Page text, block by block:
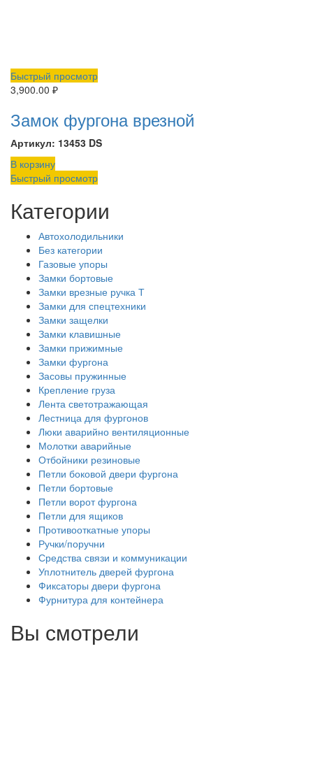
Быстрый просмотр
3,900.00 ₽
Замок фургона врезной
Артикул: 13453 DS
В корзину
Быстрый просмотр
Категории
Автохолодильники
Без категории
Газовые упоры
Замки бортовые
Замки врезные ручка Т
Замки для спецтехники
Замки защелки
Замки клавишные
Замки прижимные
Замки фургона
Засовы пружинные
Крепление груза
Лента светотражающая
Лестница для фургонов
Люки аварийно вентиляционные
Молотки аварийные
Отбойники резиновые
Петли боковой двери фургона
Петли бортовые
Петли ворот фургона
Петли для ящиков
Противооткатные упоры
Ручки/поручни
Средства связи и коммуникации
Уплотнитель дверей фургона
Фиксаторы двери фургона
Фурнитура для контейнера
Вы смотрели